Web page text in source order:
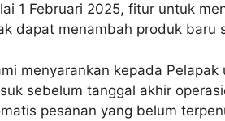
1 Februari 2025, fitur untuk
dapat menambah produk baru
menyarankan kepada
sebelum tanggal akhir
pesanan yang belum